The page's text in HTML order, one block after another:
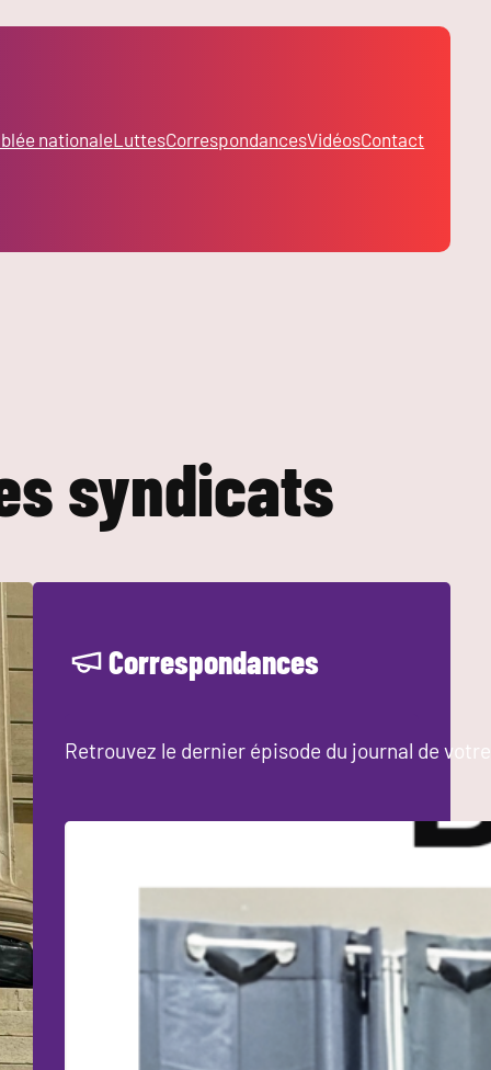
nationaleLuttesCorrespondancesVidéosContact
syndicats
Correspondances
Retrouvez le dernier épisode du journal de